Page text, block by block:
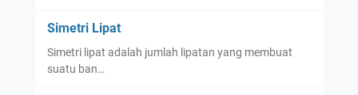
Simetri Lipat
Simetri lipat adalah jumlah lipatan yang membuat
suatu ban…